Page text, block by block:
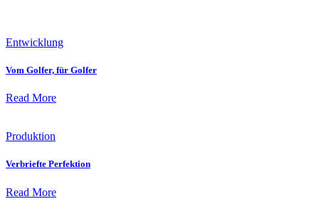
Entwicklung
Vom Golfer, für Golfer
Read More
Produktion
Verbriefte Perfektion
Read More